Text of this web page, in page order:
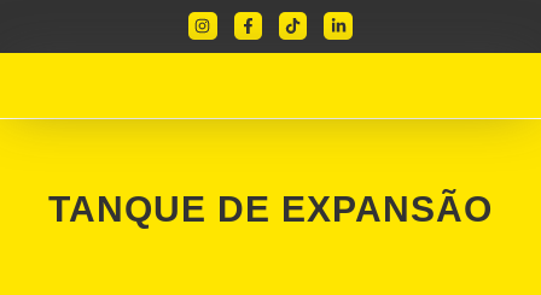
TANQUE DE EXPANSÃO